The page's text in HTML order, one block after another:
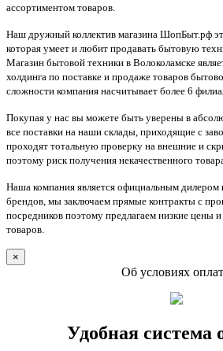
ассортиментом товаров.
Наш дружный коллектив магазина ШопБыт.рф
которая умеет и любит продавать бытовую
Магазин бытовой техники в Волоколамске
холдинга по поставке и продаже товаров
сложности компания насчитывает более 6
Покупая у нас вы можете быть уверены в
все поставки на наши склады, приходящие с
проходят тотальную проверку на внешние и
поэтому риск получения некачественного
Наша компания является официальным дилером
брендов, мы заключаем прямые контракты с
посредников поэтому предлагаем низкие цены
товаров.
×
Об условиях
Удобная система